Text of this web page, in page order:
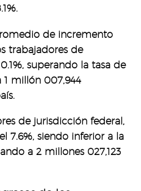
de incremento
trabajadores de
superando la tasa de
1 millón 007,944
de jurisdicción federal,
7.6%, siendo inferior a la
a 2 millones 027,123